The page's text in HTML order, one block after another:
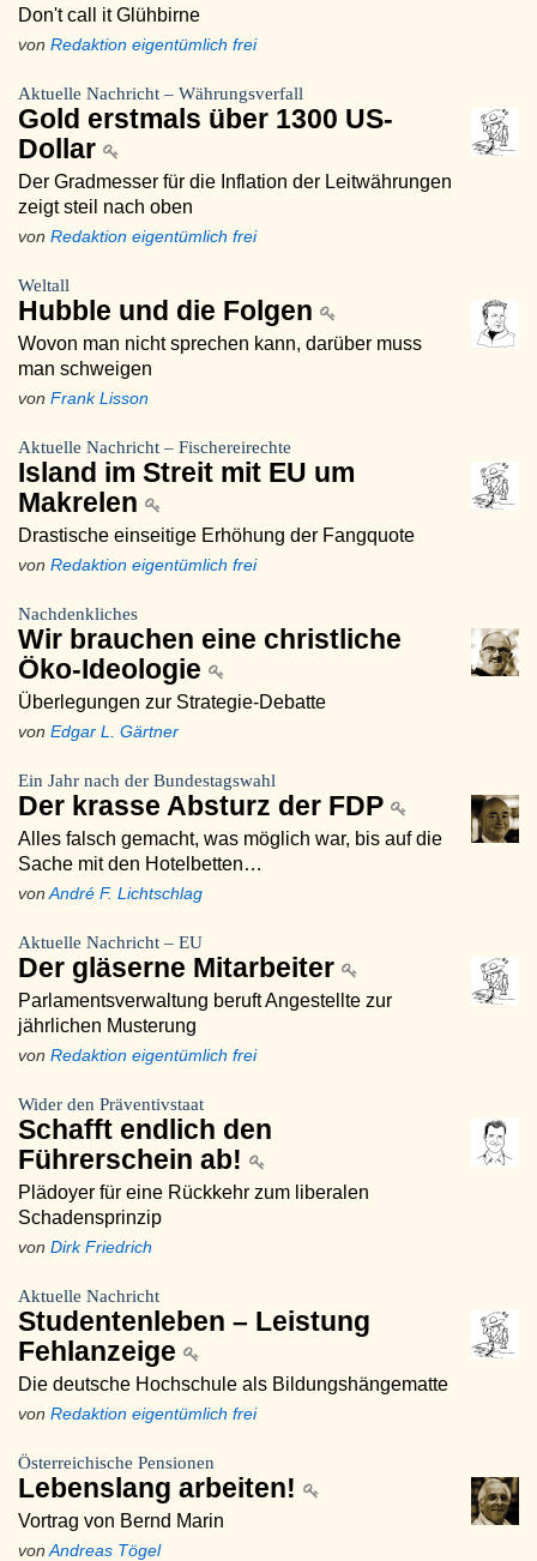
Don't call it Glühbirne
von Redaktion eigentümlich frei
Aktuelle Nachricht – Währungsverfall
Gold erstmals über 1300 US-
Dollar
Der Gradmesser für die Inflation der Leitwährungen
zeigt steil nach oben
von Redaktion eigentümlich frei
Weltall
Hubble und die Folgen
Wovon man nicht sprechen kann, darüber muss
man schweigen
von Frank Lisson
Aktuelle Nachricht – Fischereirechte
Island im Streit mit EU um
Makrelen
Drastische einseitige Erhöhung der Fangquote
von Redaktion eigentümlich frei
Nachdenkliches
Wir brauchen eine christliche
Öko-Ideologie
Überlegungen zur Strategie-Debatte
von Edgar L. Gärtner
Ein Jahr nach der Bundestagswahl
Der krasse Absturz der FDP
Alles falsch gemacht, was möglich war, bis auf die
Sache mit den Hotelbetten…
von André F. Lichtschlag
Aktuelle Nachricht – EU
Der gläserne Mitarbeiter
Parlamentsverwaltung beruft Angestellte zur
jährlichen Musterung
von Redaktion eigentümlich frei
Wider den Präventivstaat
Schafft endlich den
Führerschein ab!
Plädoyer für eine Rückkehr zum liberalen
Schadensprinzip
von Dirk Friedrich
Aktuelle Nachricht
Studentenleben – Leistung
Fehlanzeige
Die deutsche Hochschule als Bildungshängematte
von Redaktion eigentümlich frei
Österreichische Pensionen
Lebenslang arbeiten!
Vortrag von Bernd Marin
von Andreas Tögel